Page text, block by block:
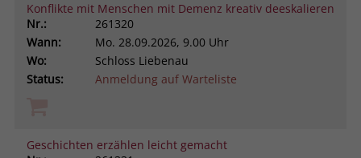
Konflikte mit Menschen mit Demenz kreativ deeskalieren
Nr.:
261320
Wann:
Mo. 28.09.2026, 9.00 Uhr
Wo:
Schloss Liebenau
Status:
Anmeldung auf Warteliste
Geschichten erzählen leicht gemacht